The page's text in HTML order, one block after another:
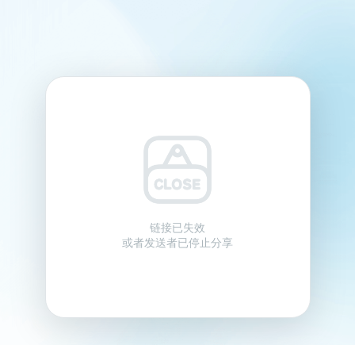
链接已失效
或者发送者已停止分享